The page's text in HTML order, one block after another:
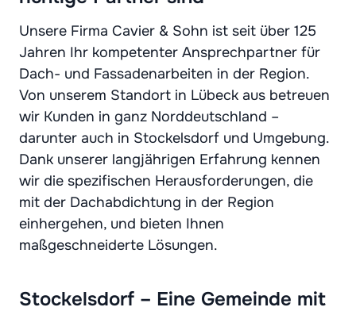
Unsere Firma Cavier & Sohn ist seit über 125
Jahren Ihr kompetenter Ansprechpartner für
Dach- und Fassadenarbeiten in der Region.
Von unserem Standort in Lübeck aus betreuen
wir Kunden in ganz Norddeutschland –
darunter auch in Stockelsdorf und Umgebung.
Dank unserer langjährigen Erfahrung kennen
wir die spezifischen Herausforderungen, die
mit der Dachabdichtung in der Region
einhergehen, und bieten Ihnen
maßgeschneiderte Lösungen.
Stockelsdorf – Eine Gemeinde mit